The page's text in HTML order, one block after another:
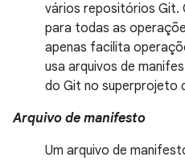
vários repositórios Git.
para todas as
apenas facilita
usa arquivos de
do Git no superprojeto
Arquivo de manifesto
Um arquivo de